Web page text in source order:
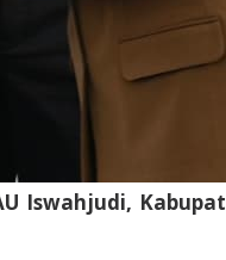
Iswahjudi,